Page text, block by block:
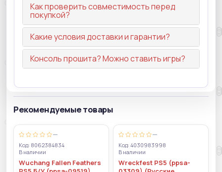
Как проверить совместимость перед
покупкой?
Какие условия доставки и гарантии?
Консоль прошита? Можно ставить игры?
Рекомендуемые товары
—
Код: 8062384834
В наличии
Wuchang Fallen Feathers
—
Код: 4030983998
В наличии
Wreckfest PS5 (ppsa-